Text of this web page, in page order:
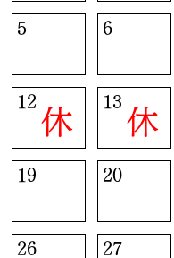
5
12
休
19
26
6
13
休
20
27